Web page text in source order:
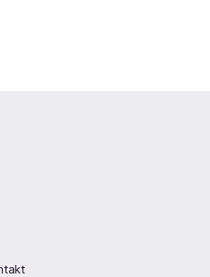
„Zwyczaje” oraz „Kawa, kawusia”.
ale też popularnym aktorem